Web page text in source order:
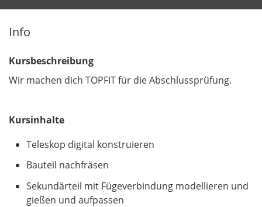
Info
Kursbeschreibung
Wir machen dich TOPFIT für die Abschlussprüfung.
Kursinhalte
Teleskop digital konstruieren
Bauteil nachfräsen
Sekundärteil mit Fügeverbindung modellieren und
gießen und aufpassen